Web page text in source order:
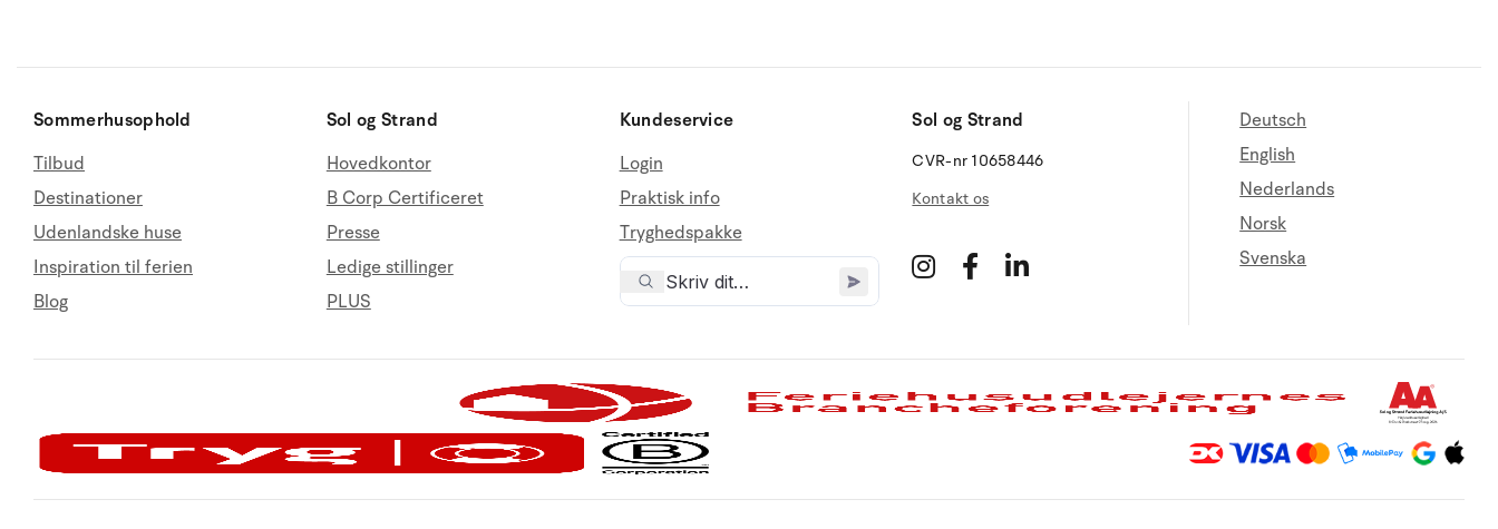
Sommerhusophold
Tilbud
Destinationer
Udenlandske huse
Inspiration til ferien
Blog
Sol og Strand
Hovedkontor
B Corp Certificeret
Presse
Ledige stillinger
PLUS
Kundeservice
Login
Praktisk info
Tryghedspakke
Sol og Strand
CVR-nr 10658446
Kontakt os
Deutsch
English
Nederlands
Norsk
Svenska